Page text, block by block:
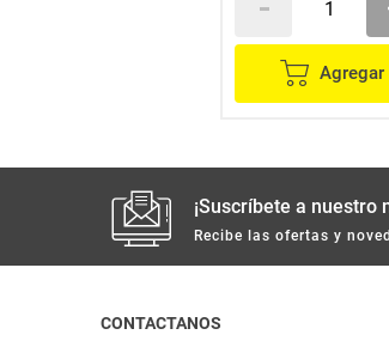
Agregar
¡Suscríbete a nuestro
Recibe las ofertas y
CONTACTANOS